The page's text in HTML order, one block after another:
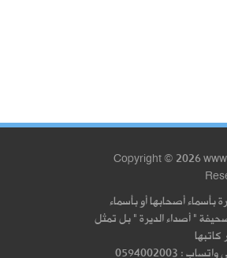
Copyright © 2026
بأسماء أصحابها أو بأسماء
" أصداء الديرة " بل تمثل
0594002003